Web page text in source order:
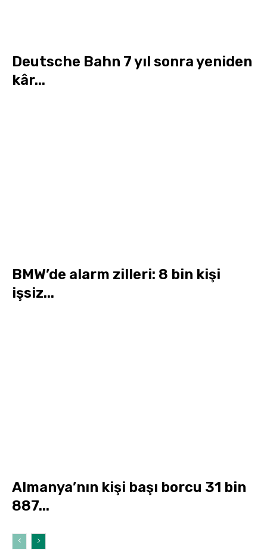
Deutsche Bahn 7 yıl sonra yeniden
kâr...
BMW’de alarm zilleri: 8 bin kişi
işsiz...
Almanya’nın kişi başı borcu 31 bin
887...